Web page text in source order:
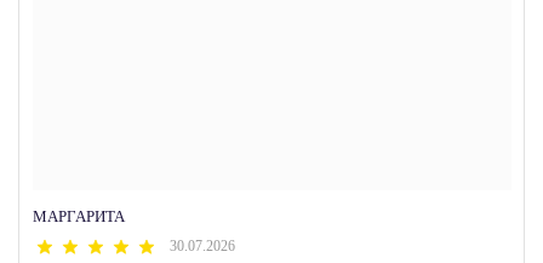
МАРГАРИТА
30.07.2026